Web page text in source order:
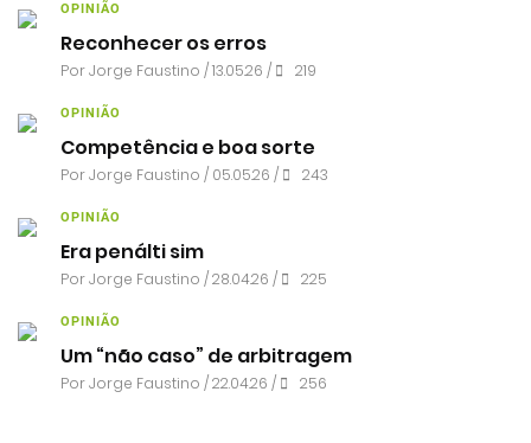
OPINIÃO
Reconhecer os erros
PorJorge Faustino / 13.05.26 / 219
OPINIÃO
Competência e boa sorte
PorJorge Faustino / 05.05.26 / 243
OPINIÃO
Era penálti sim
PorJorge Faustino / 28.04.26 / 225
OPINIÃO
Um “não caso” de arbitragem
PorJorge Faustino / 22.04.26 / 256